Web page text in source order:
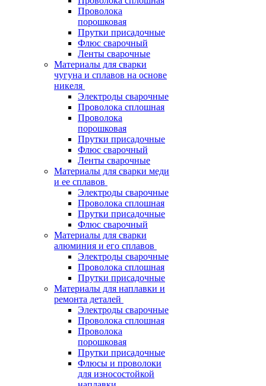
Проволока
порошковая
Прутки присадочные
Флюс сварочный
Ленты сварочные
Материалы для сварки
чугуна и сплавов на основе
никеля
Электроды сварочные
Проволока сплошная
Проволока
порошковая
Прутки присадочные
Флюс сварочный
Ленты сварочные
Материалы для сварки меди
и ее сплавов
Электроды сварочные
Проволока сплошная
Прутки присадочные
Флюс сварочный
Материалы для сварки
алюминия и его сплавов
Электроды сварочные
Проволока сплошная
Прутки присадочные
Материалы для наплавки и
ремонта деталей
Электроды сварочные
Проволока сплошная
Проволока
порошковая
Прутки присадочные
Флюсы и проволоки
для износостойкой